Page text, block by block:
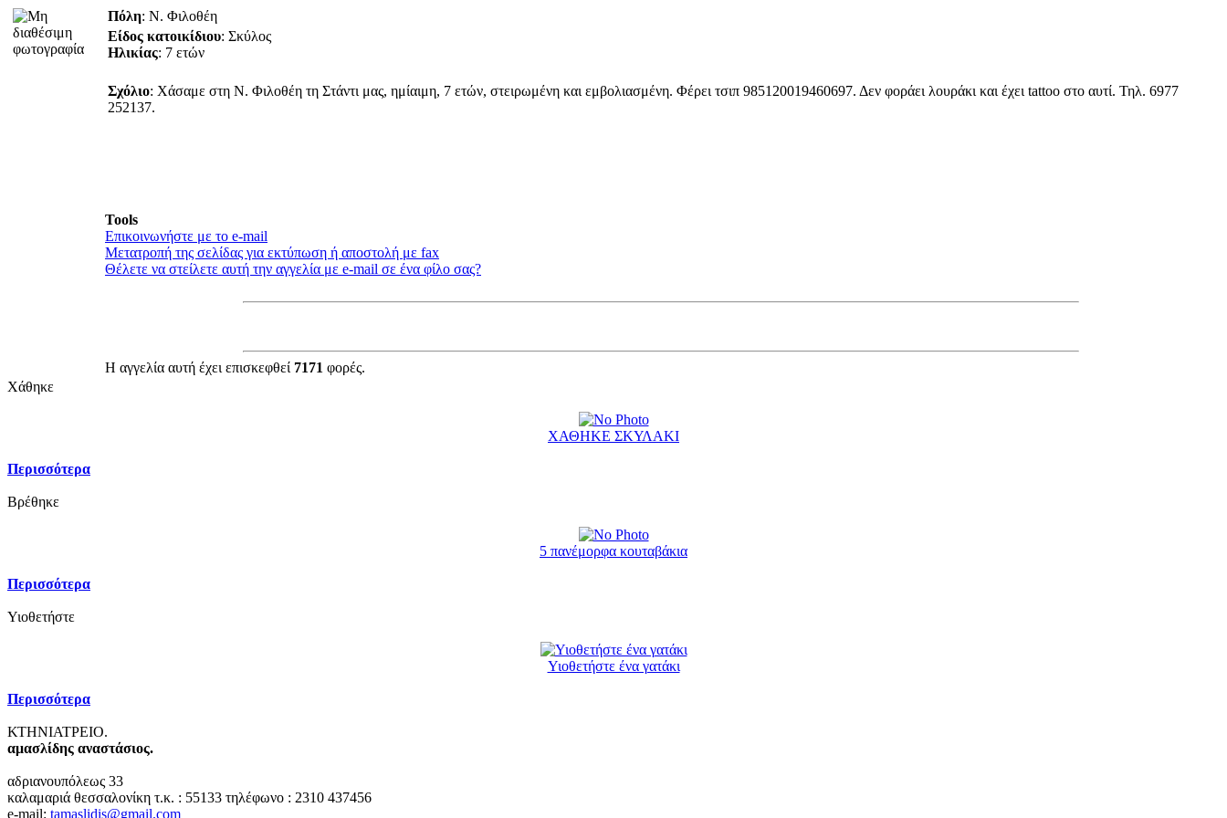
Πόλη: Ν. Φιλοθέη
Είδος κατοικίδιου: Σκύλος
Ηλικίας: 7 ετών
Σχόλιο: Χάσαμε στη Ν. Φιλοθέη τη Στάντι μας, ημίαιμη, 7 ετών, στειρωμένη και εμβολιασμένη. Φέρει τσιπ 985120019460697. Δεν φοράει λουράκι και έχει tattoo στο αυτί. Τηλ. 6977
252137.
Tools
Επικοινωνήστε με το e-mail
Μετατροπή της σελίδας για εκτύπωση ή αποστολή με fax
Θέλετε να στείλετε αυτή την αγγελία με e-mail σε ένα φίλο σας?
Η αγγελία αυτή έχει επισκεφθεί 7171 φορές.
Χάθηκε
ΧΑΘΗΚΕ ΣΚΥΛΑΚΙ
Περισσότερα
Βρέθηκε
5 πανέμορφα κουταβάκια
Περισσότερα
Υιοθετήστε
Υιοθετήστε ένα γατάκι
Περισσότερα
ΚΤΗΝΙΑΤΡΕΙΟ.
αμασλίδης αναστάσιος.
αδριανουπόλεως 33
καλαμαριά θεσσαλονίκη τ.κ. : 55133 τηλέφωνο : 2310 437456
e-mail: tamaslidis@gmail.com